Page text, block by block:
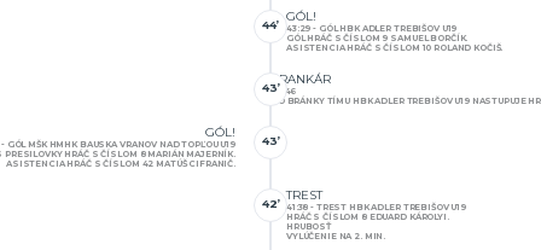
44’
GÓL!
43:29 - GÓL HBK ADLER TREBIŠOV U19
GÓL HRÁČ S ČÍSLOM 9 SAMUEL BORČÍK.
ASISTENCIA HRÁČ S ČÍSLOM 10 ROLAND KOČIŠ.
43’
BRANKÁR
42:46
DO BRÁNKY TÍMU HBK ADLER TREBIŠOV U19 NASTUPUJE
GÓL!
GÓL MŠK HMHK BAUSKA VRANOV NAD TOPĽOU U19
PRESILOVKY HRÁČ S ČÍSLOM 8 MARIÁN MAJERNÍK.
ASISTENCIA HRÁČ S ČÍSLOM 42 MATÚŠ CIFRANIČ.
43’
42’
TREST
41:38 - TREST HBK ADLER TREBIŠOV U19
HRÁČ S ČÍSLOM 8 EDUARD KÁROLYI.
HRUBOSŤ
VYLÚČENIE NA 2. MIN.